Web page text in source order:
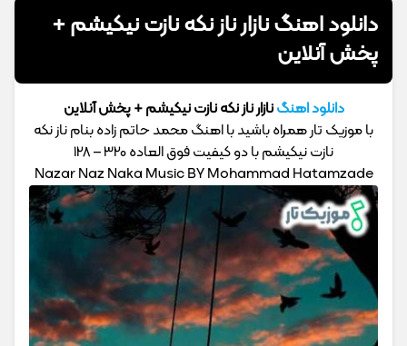
دانلود اهنگ نازار ناز نکه نازت نیکیشم +
پخش آنلاین
دانلود اهنگنازار ناز نکه نازت نیکیشم + پخش آنلاین
با موزیک تار همراه باشید با اهنگ محمد حاتم زاده بنام ناز نکه
نازت نیکیشم با دو کیفیت فوق العاده 320 – 128
Nazar Naz Naka Music BY Mohammad Hatamzade